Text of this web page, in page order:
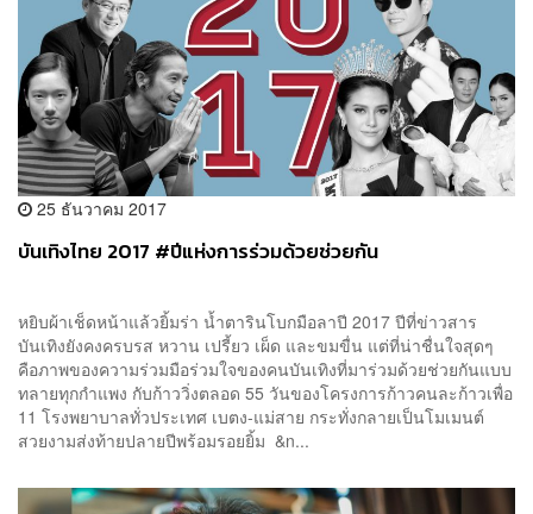
25 ธันวาคม 2017
บันเทิงไทย 2017 #ปีแห่งการร่วมด้วยช่วยกัน
หยิบผ้าเช็ดหน้าแล้วยิ้มร่า น้ำตารินโบกมือลาปี 2017 ปีที่ข่าวสาร
บันเทิงยังคงครบรส หวาน เปรี้ยว เผ็ด และขมขื่น แต่ที่น่าชื่นใจสุดๆ
คือภาพของความร่วมมือร่วมใจของคนบันเทิงที่มาร่วมด้วยช่วยกันแบบ
ทลายทุกกำแพง กับก้าววิ่งตลอด 55 วันของโครงการก้าวคนละก้าวเพื่อ
11 โรงพยาบาลทั่วประเทศ เบตง-แม่สาย กระทั่งกลายเป็นโมเมนต์
สวยงามส่งท้ายปลายปีพร้อมรอยยิ้ม &n...